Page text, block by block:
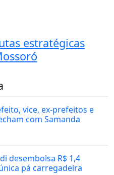
estratégicas
vice, ex-prefeitos e
com Samanda
desembolsa R$ 1,4
pá carregadeira